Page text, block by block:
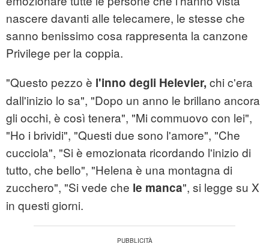
nascere davanti alle telecamere, le stesse che
sanno benissimo cosa rappresenta la canzone
Privilege per la coppia.
"Questo pezzo è l'inno degli Helevier, chi c'era
dall'inizio lo sa", "Dopo un anno le brillano ancora
gli occhi, è così tenera", "Mi commuovo con lei",
"Ho i brividi", "Questi due sono l'amore", "Che
cucciola", "Si è emozionata ricordando l'inizio di
tutto, che bello", "Helena è una montagna di
zucchero", "Si vede che le manca", si legge su X
in questi giorni.